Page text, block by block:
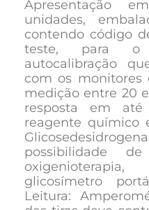
Apresentação
unidades,
contendo código
teste, para o
autocalibração
com os monitores
medição entre 20
resposta em até
reagente químico
possibilidade
glicosímetro
Leitura: